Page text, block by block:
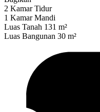
2 Kamar Tidur
1 Kamar Mandi
Luas Tanah 131 m²
Luas Bangunan 30 m²